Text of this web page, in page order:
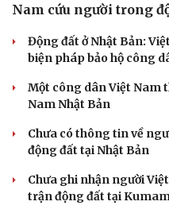
Nam cứu người trong
Động đất ở Nhật Bản:
biện pháp bảo hộ công
Một công dân Việt Nam
Nam Nhật Bản
Chưa có thông tin về
động đất tại Nhật Bản
Chưa ghi nhận người
trận động đất tại